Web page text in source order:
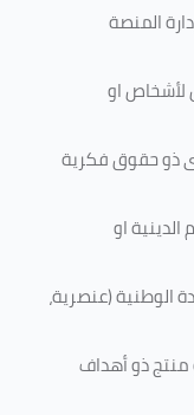
المنصة
او
ذو حقوق فكرية
او
الوطنية (عنصرية،
منتج ذو أهداف